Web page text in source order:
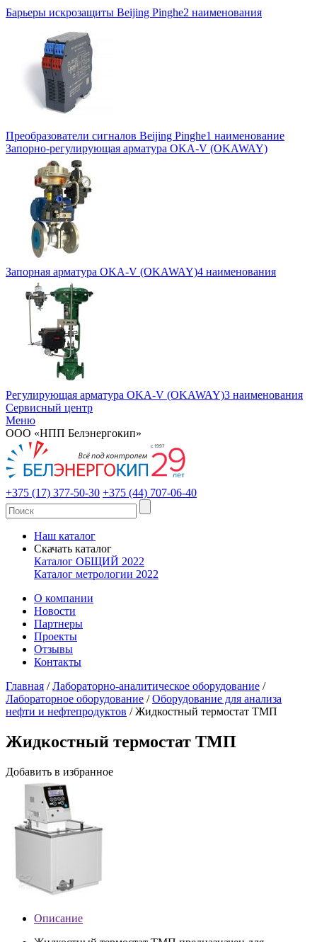
Барьеры искрозащиты Beijing Pinghe2 наименования
Преобразователи сигналов Beijing Pinghe1 наименование
Запорно-регулирующая арматура OKA-V (OKAWAY)
Запорная арматура OKA-V (OKAWAY)4 наименования
Регулирующая арматура OKA-V (OKAWAY)3 наименования
Сервисный центр
Меню
ООО «НПП Белэнергокип»
+375 (17) 377-50-30 +375 (44) 707-06-40
Наш каталог
Скачать каталог
Каталог ОБЩИЙ 2022
Каталог метрологии 2022
О компании
Новости
Партнеры
Проекты
Отзывы
Контакты
Главная / Лабораторно-аналитическое оборудование /
Лабораторное оборудование / Оборудование для анализа
нефти и нефтепродуктов / Жидкостный термостат ТМП
Жидкостный термостат ТМП
Добавить в избранное
Описание